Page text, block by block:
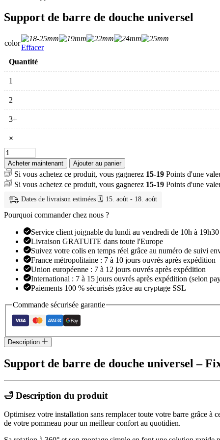
Support de barre de douche universel
color
Effacer
Quantité
1
2
3+
×
quantité
de
Support
de
barre
de
douche
universel
Acheter maintenant Ajouter au panier
Si vous achetez ce produit, vous gagnerez 15-19 Points d'une
Si vous achetez ce produit, vous gagnerez 15-19 Points d'une
Dates de livraison estimées 🗓️ 15. août - 18. août
Pourquoi commander chez nous ?
Service client joignable du lundi au vendredi de 10h à 19h30
Livraison GRATUITE dans toute l'Europe
Suivez votre colis en temps réel grâce au numéro de suivi
France métropolitaine : 7 à 10 jours ouvrés après expédition
Union européenne : 7 à 12 jours ouvrés après expédition
International : 7 à 15 jours ouvrés après expédition (selon
Paiements 100 % sécurisés grâce au cryptage SSL
Commande sécurisée garantie
Description
Support de barre de douche universel –
🛁 Description du produit
Optimisez votre installation sans remplacer toute votre barre grâce à
de votre pommeau pour un meilleur confort au quotidien.